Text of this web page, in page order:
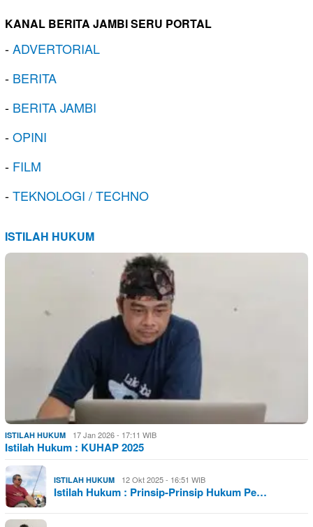
KANAL BERITA JAMBI SERU PORTAL
-ADVERTORIAL
- BERITA
- BERITA JAMBI
-OPINI
- FILM
-TEKNOLOGI / TECHNO
ISTILAH HUKUM
ISTILAH HUKUM 17 Jan 2026 - 17:11 WIB
Istilah Hukum : KUHAP 2025
ISTILAH HUKUM 12 Okt 2025 - 16:51 WIB
Istilah Hukum : Prinsip-Prinsip Hukum Pe…